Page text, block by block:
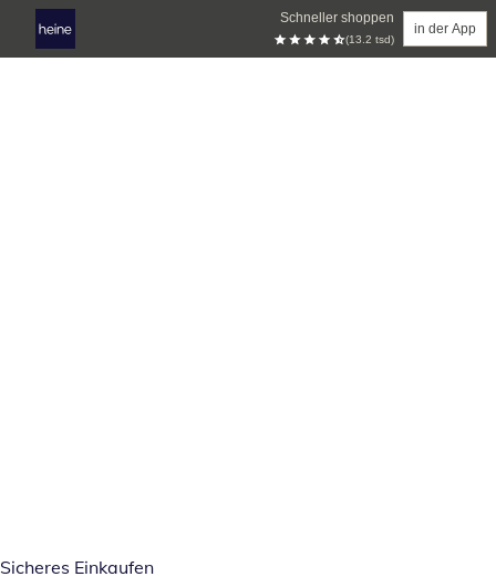
Schneller shoppen
(13.2 tsd)
in der App
Sicheres Einkaufen